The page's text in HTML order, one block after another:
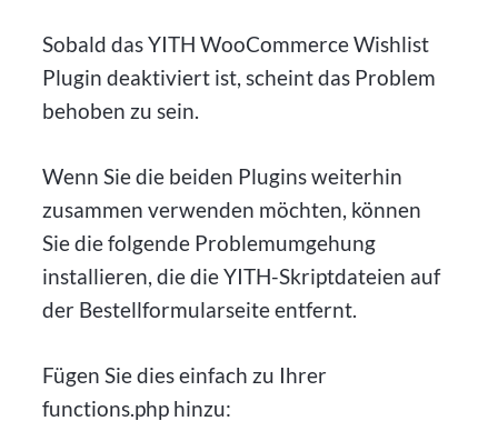
Sobald das YITH WooCommerce Wishlist
Plugin deaktiviert ist, scheint das Problem
behoben zu sein.
Wenn Sie die beiden Plugins weiterhin
zusammen verwenden möchten, können
Sie die folgende Problemumgehung
installieren, die die YITH-Skriptdateien auf
der Bestellformularseite entfernt.
Fügen Sie dies einfach zu Ihrer
functions.php hinzu: